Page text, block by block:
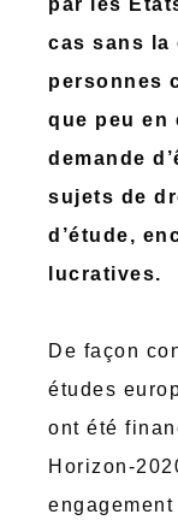
par les
cas sans la
personnes
que peu en
demande
sujets de
d’étude,
lucratives.
De façon
études
ont été
Horizon-